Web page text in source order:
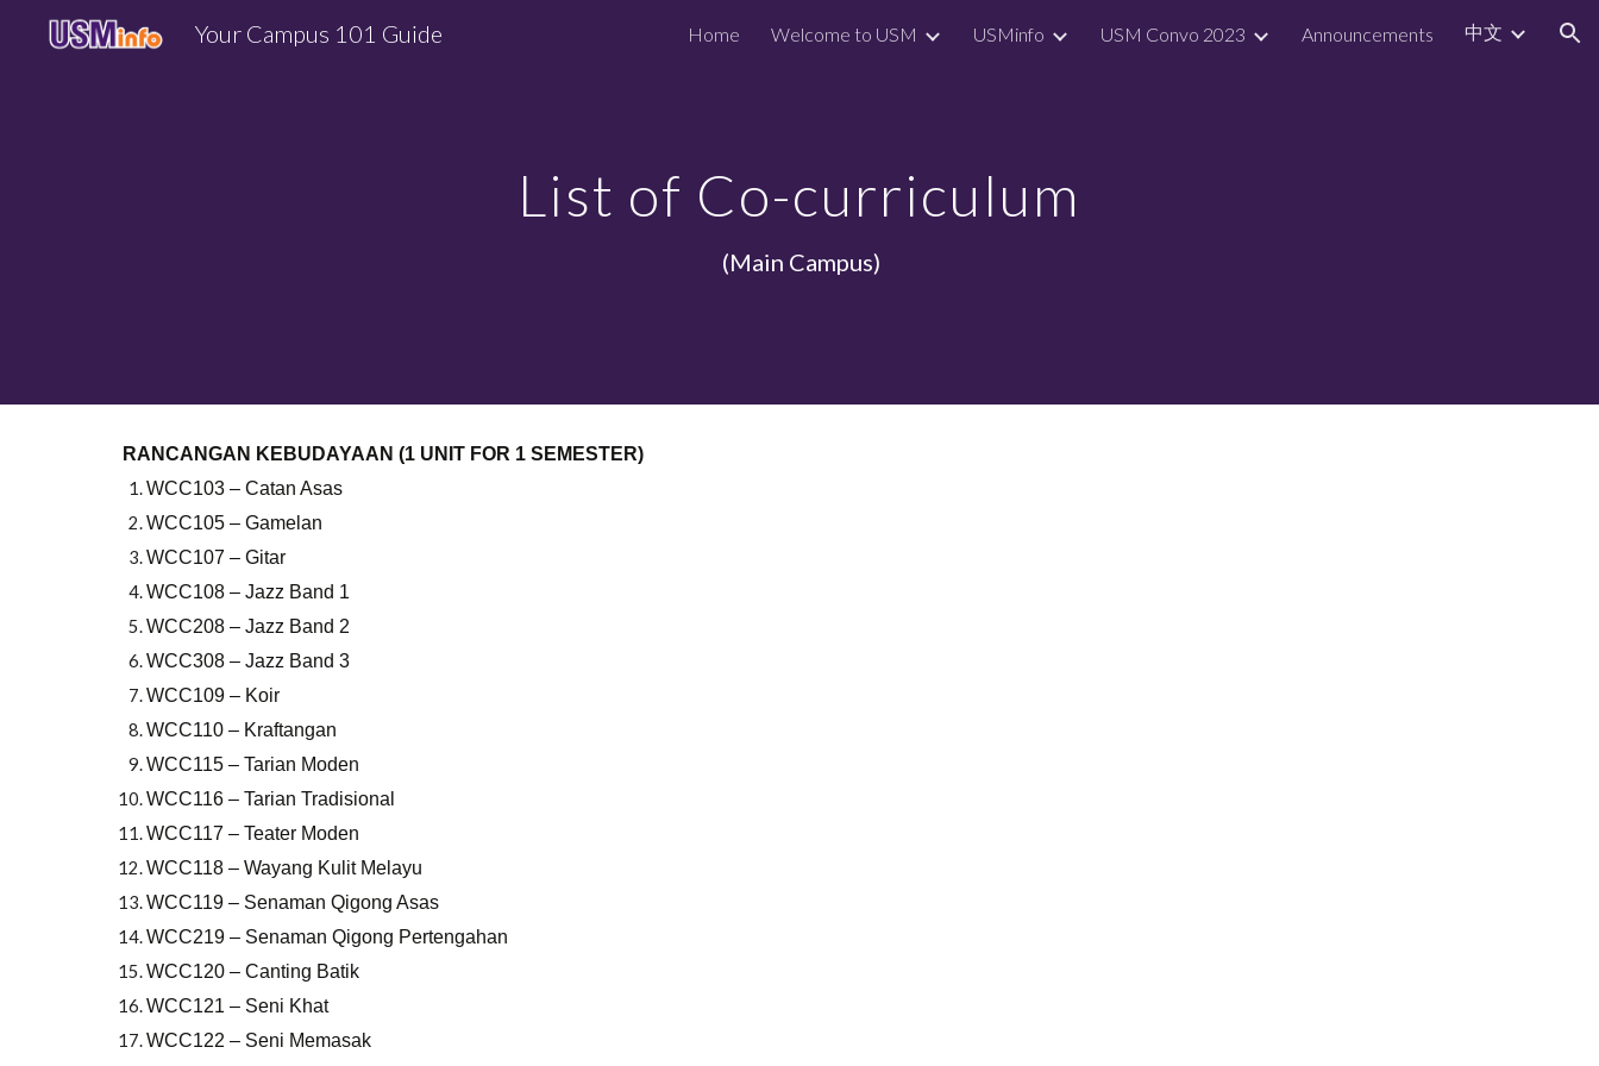
Skip to navigation
Your Campus 101 Guide Home Welcome to USM USMinfo USM Convo 2023 Announcements 中文
List of Co-curriculum
(Main Campus)
RANCANGAN KEBUDAYAAN (1 UNIT FOR 1 SEMESTER)
WCC103 – Catan Asas
WCC105 – Gamelan
WCC107 – Gitar
WCC108 – Jazz Band 1
WCC208 – Jazz Band 2
WCC308 – Jazz Band 3
WCC109 – Koir
WCC110 – Kraftangan
WCC115 – Tarian Moden
WCC116 – Tarian Tradisional
WCC117 – Teater Moden
WCC118 – Wayang Kulit Melayu
WCC119 – Senaman Qigong Asas
WCC219 – Senaman Qigong Pertengahan
WCC120 – Canting Batik
WCC121 – Seni Khat
WCC122 – Seni Memasak